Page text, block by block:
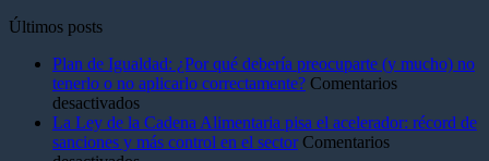
Últimos posts
Plan de Igualdad: ¿Por qué debería preocuparte (y mucho) no
tenerlo o no aplicarlo correctamente? Comentarios
desactivadosen
Plan
de
La Ley de la Cadena Alimentaria pisa el acelerador: récord de
sanciones y más control en el sector Comentarios